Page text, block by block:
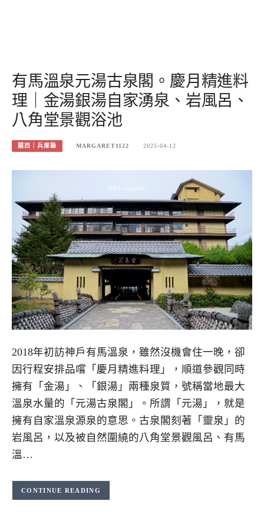
有馬溫泉元湯古泉閣。慶月精進料
理｜金湯銀湯自家湧泉、岩風呂、
八角堂景觀浴池
關西｜兵庫縣 MARGARET1122 2025-04-12
2018年初訪神戶有馬溫泉，雖然沒機會住一晚，卻
因行程安排品嚐「慶月精進料理」，順道參觀同時
擁有「金湯」、「銀湯」兩種泉質，號稱當地最大
溫泉水量的「元湯古泉閣」。所謂「元湯」，就是
擁有自家溫泉源泉的意思。古泉閣刻著「靈泉」的
岩風呂，以及被自然圍繞的八角堂景觀風呂、有馬
溫…
CONTINUE READING